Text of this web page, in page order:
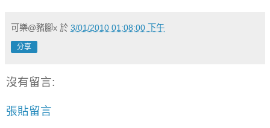
可樂@豬腳x 於 3/01/2010 01:08:00 下午
分享
沒有留言:
張貼留言